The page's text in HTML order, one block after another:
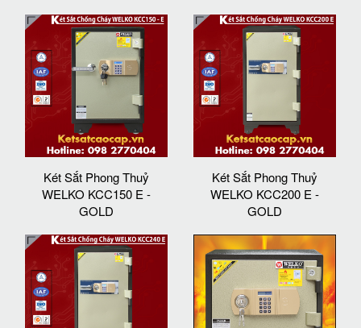
Két Sắt Phong Thuỷ
WELKO KCC150 E -
GOLD
Két Sắt Phong Thuỷ
WELKO KCC200 E -
GOLD